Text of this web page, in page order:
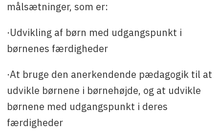
målsætninger, som er:
·Udvikling af børn med udgangspunkt i
børnenes færdigheder
·At bruge den anerkendende pædagogik til at
udvikle børnene i børnehøjde, og at udvikle
børnene med udgangspunkt i deres
færdigheder